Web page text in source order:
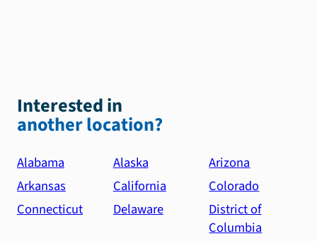
Interested in
another location?
Alabama Alaska
Arizona
Arkansas
California
Colorado
Connecticut
Delaware
District of
Columbia